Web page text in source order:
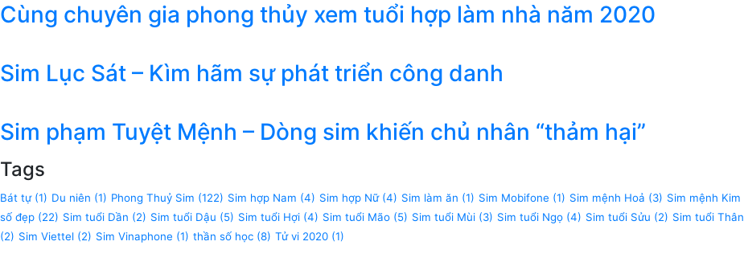
Cùng chuyên gia phong thủy xem tuổi hợp làm nhà năm 2020
Sim Lục Sát – Kìm hãm sự phát triển công danh
Sim phạm Tuyệt Mệnh – Dòng sim khiến chủ nhân “thảm hại”
Tags
Bát tự(1) Du niên (1) Phong Thuỷ Sim (122) Sim hợp Nam (4) Sim hợp Nữ(4) Sim làm ăn (1) Sim Mobifone (1) Sim mệnh Hoả (3) Sim mệnh Kim
số đẹp (22) Sim tuổi Dần (2) Sim tuổi Dậu (5) Sim tuổi Hợi (4) Sim tuổi Mão (5) Sim tuổi Mùi (3) Sim tuổi Ngọ (4) Sim tuổi Sửu (2) Sim tuổi Thân
(2) Sim Viettel (2) Sim Vinaphone (1) thần số học (8) Tử vi 2020 (1)